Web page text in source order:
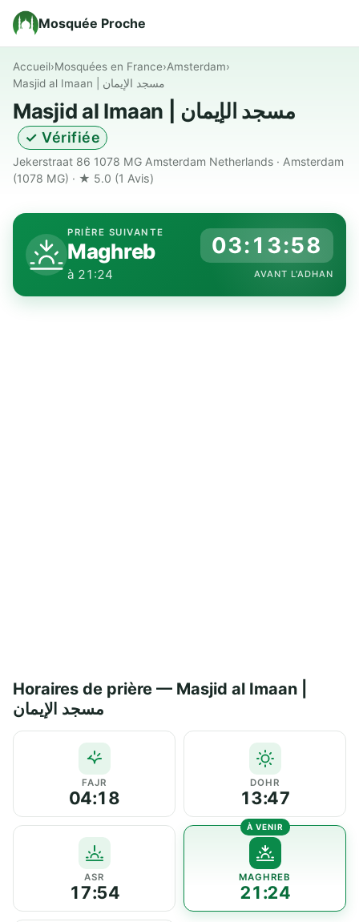
Mosquée Proche
Accueil›Mosquées en France›Amsterdam›
Masjid al Imaan | مسجد الإيمان
Masjid al Imaan | مسجد الإيمان
✓ Vérifiée
Jekerstraat 86 1078 MG Amsterdam Netherlands · Amsterdam
(1078 MG) · ★ 5.0 (1 Avis)
PRIÈRE SUIVANTE
Maghreb
à 21:24
03:13:57
AVANT L'ADHAN
Horaires de prière — Masjid al Imaan |
مسجد الإيمان
FAJR
04:18
DOHR
13:47
ASR
17:54
MAGHREB
21:24